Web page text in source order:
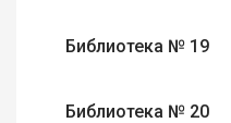
Библиотека № 19
Библиотека № 20